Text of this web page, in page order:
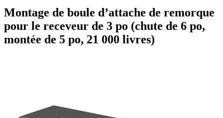
Montage de boule d’attache de remorque
pour le receveur de 3 po (chute de 6 po,
montée de 5 po, 21 000 livres)